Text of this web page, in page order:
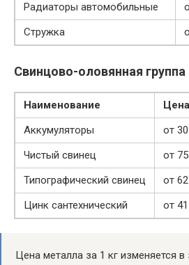
Радиаторы автомобильные
Стружка
Свинцово-оловянная группа
Наименование
Аккумуляторы
от 30
Чистый свинец
от 75
Типографический свинец
от 62
Цинк сантехнический
от 41
Цена металла за 1 кг изменяется